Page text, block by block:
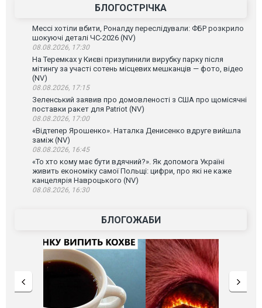
БЛОГОСТРІЧКА
Мессі хотіли вбити, Роналду переслідували: ФБР розкрило
шокуючі деталі ЧС-2026 (NV)
08.08.2026, 17:30
На Теремках у Києві призупинили вирубку парку після
мітингу за участі сотень місцевих мешканців — фото, відео
(NV)
08.08.2026, 17:15
Зеленський заявив про домовленості з США про щомісячні
поставки ракет для Patriot (NV)
08.08.2026, 17:00
«Відтепер Ярошенко». Наталка Денисенко вдруге вийшла
заміж (NV)
08.08.2026, 16:45
«То хто кому має бути вдячний?». Як допомога Україні
живить економіку самої Польщі: цифри, про які не каже
канцелярія Навроцького (NV)
08.08.2026, 16:30
БЛОГОЖАБИ